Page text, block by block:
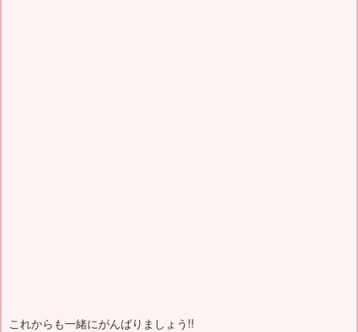
これからも一緒にがんばりましょう!!